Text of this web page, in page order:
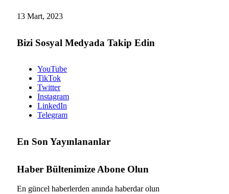
13 Mart, 2023
Bizi Sosyal Medyada Takip Edin
YouTube
TikTok
Twitter
Instagram
LinkedIn
Telegram
En Son Yayınlananlar
Haber Bültenimize Abone Olun
En güncel haberlerden anında haberdar olun